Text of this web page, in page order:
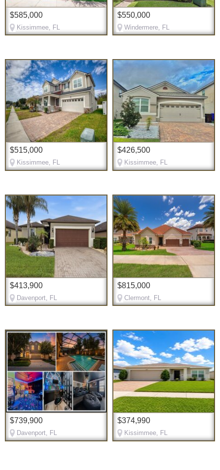
$585,000
Kissimmee, FL
$550,000
Windermere, FL
$515,000
Kissimmee, FL
$426,500
Kissimmee, FL
$413,900
Davenport, FL
$815,000
Clermont, FL
$739,900
Davenport, FL
$374,990
Kissimmee, FL